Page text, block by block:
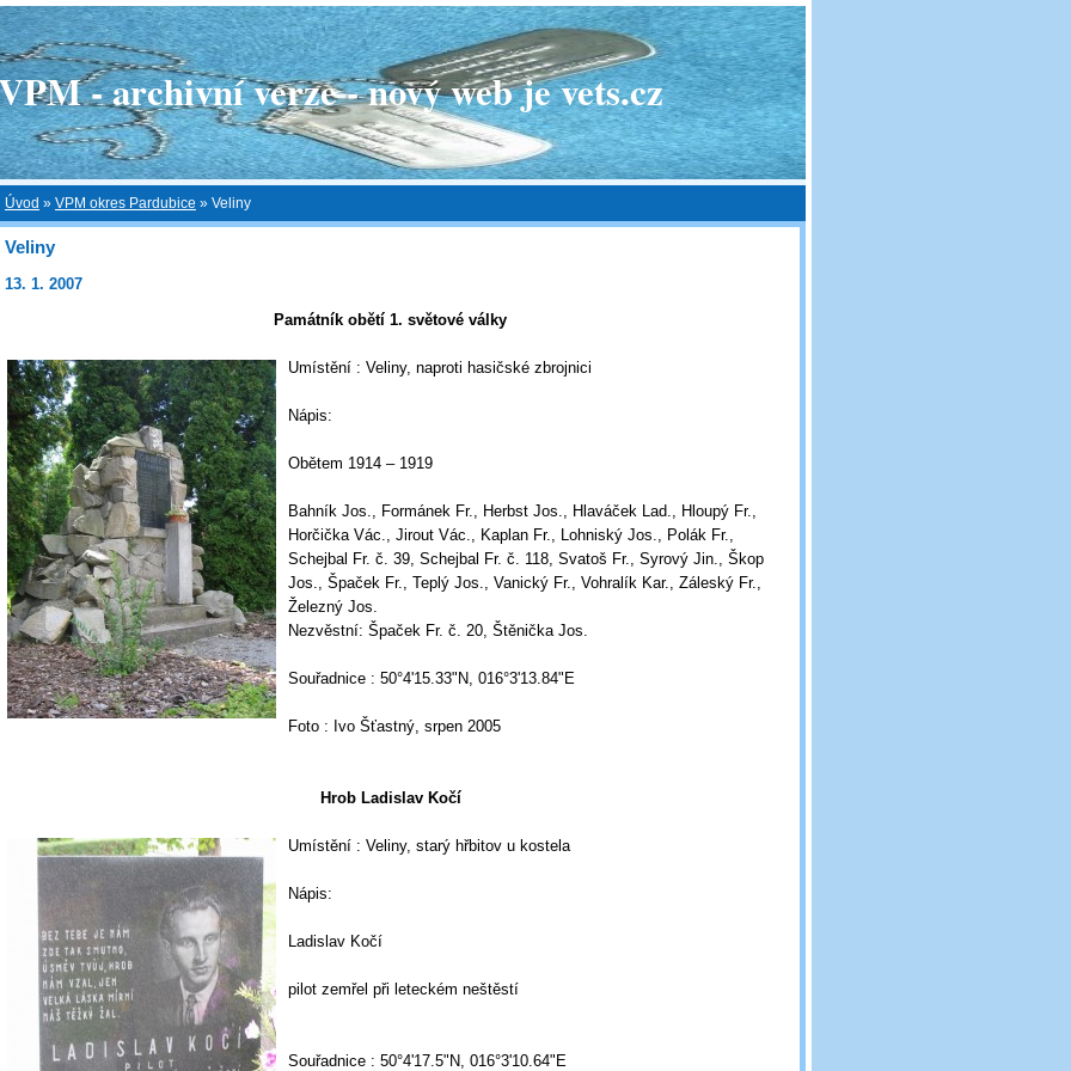
- archivní verze - nový web je vets.cz
Úvod » VPM okres Pardubice » Veliny
Veliny
13. 1. 2007
Památník obětí 1. světové války
Umístění : Veliny, naproti hasičské zbrojnici
Nápis:
Obětem 1914 – 1919
Bahník Jos., Formánek Fr., Herbst Jos., Hlaváček Lad., Hloupý Fr.,
Horčička Vác., Jirout Vác., Kaplan Fr., Lohniský Jos., Polák Fr.,
Schejbal Fr. č. 39, Schejbal Fr. č. 118, Svatoš Fr., Syrový Jin., Škop
Jos., Špaček Fr., Teplý Jos., Vanický Fr., Vohralík Kar., Záleský Fr.,
Železný Jos.
Nezvěstní: Špaček Fr. č. 20, Štěnička Jos.
Souřadnice : 50°4'15.33"N, 016°3'13.84"E
Foto : Ivo Šťastný, srpen 2005
Hrob Ladislav Kočí
Umístění : Veliny, starý hřbitov u kostela
Nápis:
Ladislav Kočí
pilot zemřel při leteckém neštěstí
Souřadnice : 50°4'17.5"N, 016°3'10.64"E